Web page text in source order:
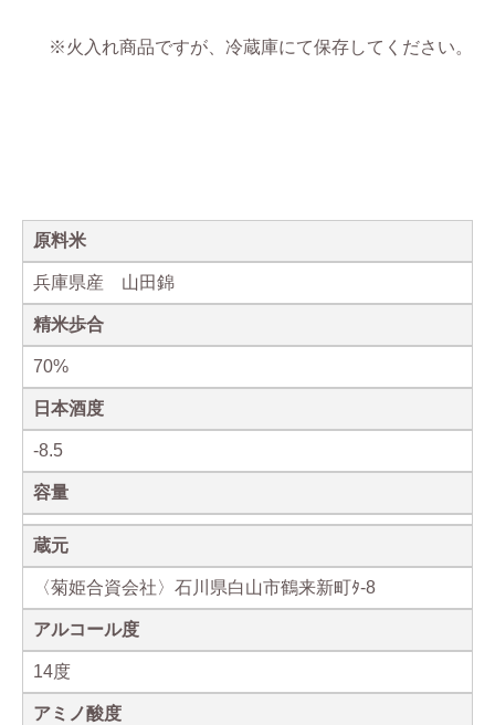
※火入れ商品ですが、冷蔵庫にて保存してください。
原料米
兵庫県産 山田錦
精米歩合
70%
日本酒度
-8.5
容量
蔵元
〈菊姫合資会社〉石川県白山市鶴来新町ﾀ-8
アルコール度
14度
アミノ酸度